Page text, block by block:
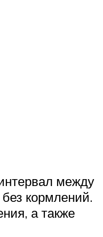
между
кормлений.
а также